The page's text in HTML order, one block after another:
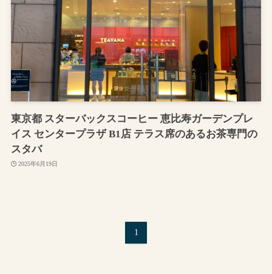
東京都 スターバックスコーヒー 恵比寿ガーデンプレ
イス センタープラザ B1店 テラス席のあるお茶専門の
スタバ
2025年6月19日
1